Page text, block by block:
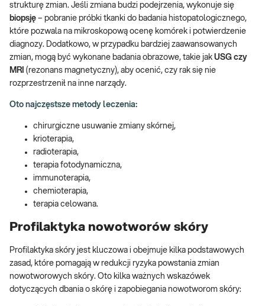
strukturę zmian. Jeśli zmiana budzi podejrzenia, wykonuje się
biopsję – pobranie próbki tkanki do badania histopatologicznego,
które pozwala na mikroskopową ocenę komórek i potwierdzenie
diagnozy. Dodatkowo, w przypadku bardziej zaawansowanych
zmian, mogą być wykonane badania obrazowe, takie jak USG czy
MRI (rezonans magnetyczny), aby ocenić, czy rak się nie
rozprzestrzenił na inne narządy.
Oto najczęstsze metody leczenia:
chirurgiczne usuwanie zmiany skórnej,
krioterapia,
radioterapia,
terapia fotodynamiczna,
immunoterapia,
chemioterapia,
terapia celowana.
Profilaktyka nowotworów skóry
Profilaktyka skóry jest kluczowa i obejmuje kilka podstawowych
zasad, które pomagają w redukcji ryzyka powstania zmian
nowotworowych skóry. Oto kilka ważnych wskazówek
dotyczących dbania o skórę i zapobiegania nowotworom skóry: